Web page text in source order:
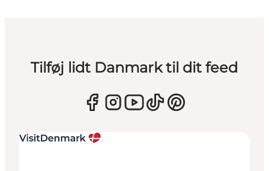
Tilføj lidt Danmark til dit feed